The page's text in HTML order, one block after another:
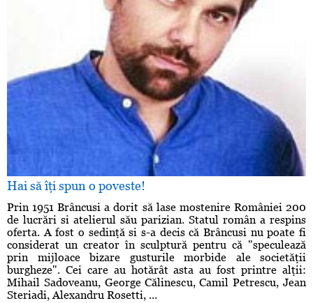
Hai să îţi spun o poveste!
Prin 1951 Brâncusi a dorit să lase mostenire României 200
de lucrări si atelierul său parizian. Statul român a respins
oferta. A fost o sedinţă si s-a decis că Brâncusi nu poate fi
considerat un creator în sculptură pentru că "speculează
prin mijloace bizare gusturile morbide ale societăţii
burgheze". Cei care au hotărât asta au fost printre alţii:
Mihail Sadoveanu, George Călinescu, Camil Petrescu, Jean
Steriadi, Alexandru Rosetti, ...